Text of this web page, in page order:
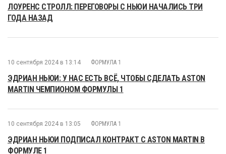
ЛОУРЕНС СТРОЛЛ: ПЕРЕГОВОРЫ С НЬЮИ НАЧАЛИСЬ ТРИ
ГОДА НАЗАД
10 сентября 2024 в 13:14 ФОРМУЛА 1
ЭДРИАН НЬЮИ: У НАС ЕСТЬ ВСЁ, ЧТОБЫ СДЕЛАТЬ ASTON
MARTIN ЧЕМПИОНОМ ФОРМУЛЫ 1
10 сентября 2024 в 13:05 ФОРМУЛА 1
ЭДРИАН НЬЮИ ПОДПИСАЛ КОНТРАКТ С ASTON MARTIN В
ФОРМУЛЕ 1